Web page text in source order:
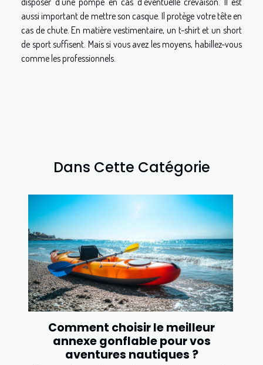
aussi important de mettre son casque. Il protège votre tête en
cas de chute. En matière vestimentaire, un t-shirt et un short
de sport suffisent. Mais si vous avez les moyens, habillez-vous
comme les professionnels.
Dans Cette Catégorie
Comment choisir le meilleur
annexe gonflable pour vos
aventures nautiques ?